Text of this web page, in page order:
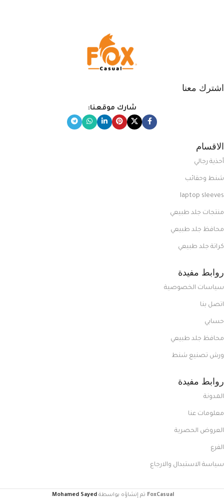
اشترك معنا
شارك موقعنا:
الاقسام
أحذية رجالي
شنط وحقائب
laptop sleeves
منتجات جلد طبيعي
محافظ جلد طبيعي
كراتة جلد طبيعي
روابط مفيدة
سياسات الخصوصية
اتصل بنا
حسابي
محافظ جلد طبيعي
ورش تصنيع شنط
روابط مفيدة
المدونة
معلومات عنا
العروض الحصرية
الفرع
سياسة الاستبدال والارجاع
FoxCasual تم إنشاؤه بواسطةMohamed Sayed
.